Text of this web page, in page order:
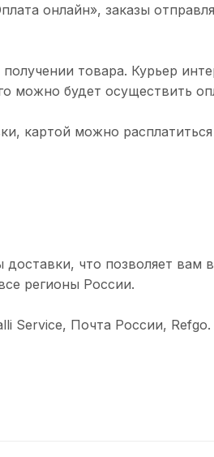
онлайн», заказы
товара. Курьер
можно будет осуществить
картой можно
что позволяет вам
регионы России.
Service, Почта России, Refgo.